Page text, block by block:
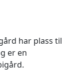
har plass til
er en